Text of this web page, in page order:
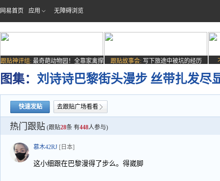
网易首页 应用 无障碍浏览
跟贴神评组: 最奇葩动物园！全靠家禽撑
场子
跟贴故事会: 写下旅途中被坑的经历
图集： 刘诗诗巴黎街头漫步 丝带扎发尽
快速发贴 去跟贴广场看看
热门跟贴 (跟贴28条 有448人参与)
慕木42RJ [日本]
这小细跟在巴黎漫得了步么。得崴脚